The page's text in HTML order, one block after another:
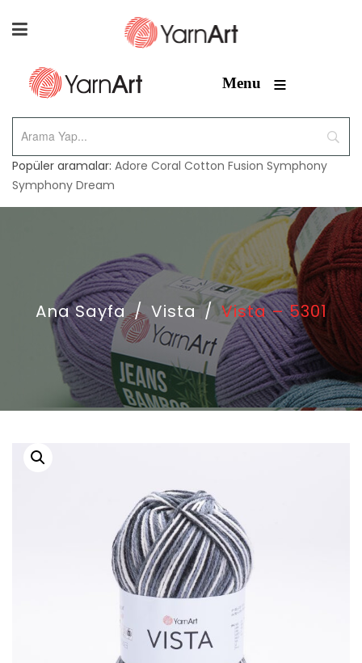
Menu ≡
Popüler aramalar: Adore Coral Cotton Fusion Symphony
Symphony Dream
Ana Sayfa / Vista / Vista – 5301